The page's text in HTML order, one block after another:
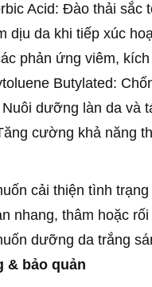
Acid: Đào thải sắc
dịu da khi tiếp xúc
phản ứng viêm,
Butylated:
dưỡng làn da và
cường khả năng
cải thiện tình
nhang, thâm hoặc
dưỡng da trắng
& bảo quản